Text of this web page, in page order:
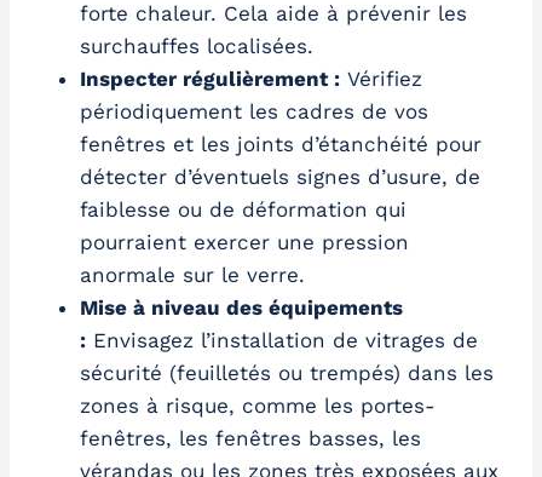
forte chaleur. Cela aide à prévenir les
surchauffes localisées.
Inspecter régulièrement : Vérifiez
périodiquement les cadres de vos
fenêtres et les joints d’étanchéité pour
détecter d’éventuels signes d’usure, de
faiblesse ou de déformation qui
pourraient exercer une pression
anormale sur le verre.
Mise à niveau des équipements
: Envisagez l’installation de vitrages de
sécurité (feuilletés ou trempés) dans les
zones à risque, comme les portes-
fenêtres, les fenêtres basses, les
vérandas ou les zones très exposées aux